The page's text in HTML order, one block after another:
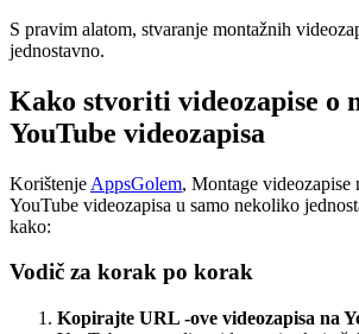
S pravim alatom, stvaranje montažnih
jednostavno.
Kako stvoriti videozapise o
YouTube videozapisa
Korištenje AppsGolem, Montage videozapise
YouTube videozapisa u samo nekoliko
kako:
Vodič za korak po korak
Kopirajte URL -ove videozapisa na